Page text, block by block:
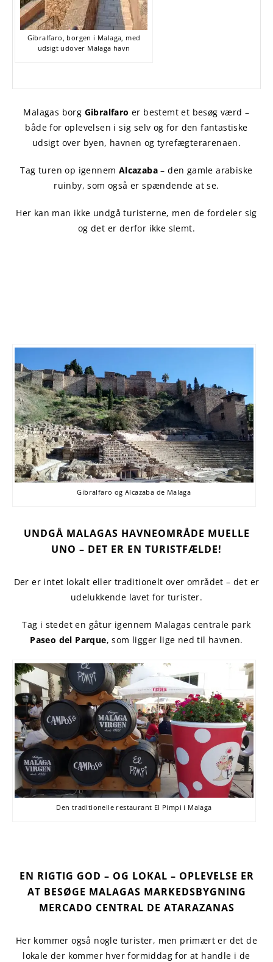
Gibralfaro, borgen i Malaga, med
udsigt udover Malaga havn
Malagas borg Gibralfaro er bestemt et besøg værd –
både for oplevelsen i sig selv og for den fantastiske
udsigt over byen, havnen og tyrefægterarenaen.
Tag turen op igennem Alcazaba – den gamle arabiske
ruinby, som også er spændende at se.
Her kan man ikke undgå turisterne, men de fordeler sig
og det er derfor ikke slemt.
Gibralfaro og Alcazaba de Malaga
UNDGÅ MALAGAS HAVNEOMRÅDE MUELLE
UNO – DET ER EN TURISTFÆLDE!
Der er intet lokalt eller traditionelt over området – det er
udelukkende lavet for turister.
Tag i stedet en gåtur igennem Malagas centrale park
Paseo del Parque, som ligger lige ned til havnen.
Den traditionelle restaurant El Pimpi i Malaga
EN RIGTIG GOD – OG LOKAL – OPLEVELSE ER
AT BESØGE MALAGAS MARKEDSBYGNING
MERCADO CENTRAL DE ATARAZANAS
Her kommer også nogle turister, men primært er det de
lokale der kommer hver formiddag for at handle i de